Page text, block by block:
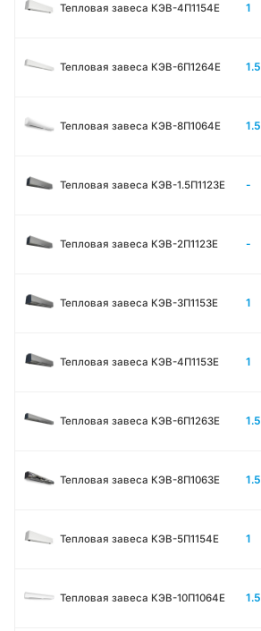
Тепловая завеса КЭВ-4П1154E 1
Тепловая завеса КЭВ-6П1264E 1.5
Тепловая завеса КЭВ-8П1064E 1.5
Тепловая завеса КЭВ-1.5П1123E -
Тепловая завеса КЭВ-2П1123E -
Тепловая завеса КЭВ-3П1153E 1
Тепловая завеса КЭВ-4П1153E 1
Тепловая завеса КЭВ-6П1263E 1.5
Тепловая завеса КЭВ-8П1063E 1.5
Тепловая завеса КЭВ-5П1154E 1
Тепловая завеса КЭВ-10П1064E 1.5